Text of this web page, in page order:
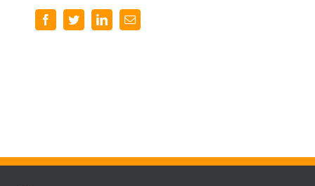
FacebookTwitterLinkedInEmail
(necessário